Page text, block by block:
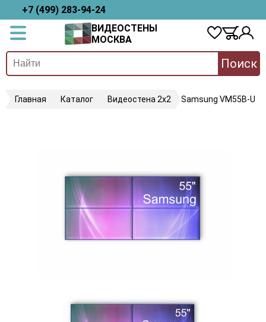
+7 (499) 283-94-24
ВИДЕОСТЕНЫ
МОСКВА
Поиск
Главная Каталог Видеостена 2x2 Samsung VM55B-U